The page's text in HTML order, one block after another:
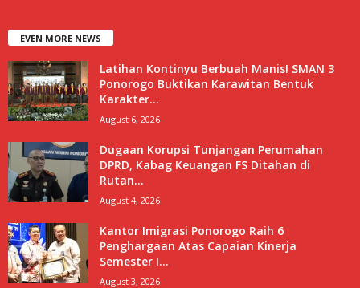
EVEN MORE NEWS
Latihan Kontinyu Berbuah Manis! SMAN 3
Ponorogo Buktikan Karawitan Bentuk
Karakter...
August 6, 2026
Dugaan Korupsi Tunjangan Perumahan
DPRD, Kabag Keuangan FS Ditahan di
Rutan...
August 4, 2026
Kantor Imigrasi Ponorogo Raih 6
Penghargaan Atas Capaian Kinerja
Semester I...
August 3, 2026